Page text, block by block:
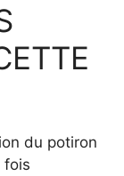
du potiron
fois